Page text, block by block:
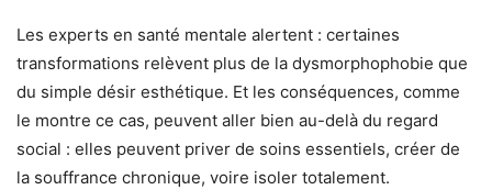
Les experts en santé mentale alertent : certaines
transformations relèvent plus de la dysmorphophobie que
du simple désir esthétique. Et les conséquences, comme
le montre ce cas, peuvent aller bien au-delà du regard
social : elles peuvent priver de soins essentiels, créer de
la souffrance chronique, voire isoler totalement.